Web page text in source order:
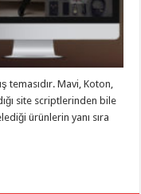
temasıdır. Mavi, Koton,
site scriptlerinden bile
ürünlerin yanı sıra